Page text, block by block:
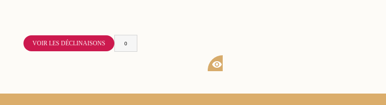
VOIR LES DÉCLINAISONS
visibility